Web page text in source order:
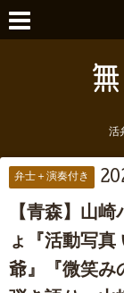
活
弁士＋演奏付き
【青森】山
ょ『活動写真
爺』『微笑み